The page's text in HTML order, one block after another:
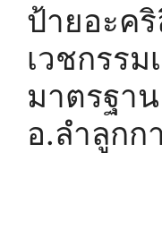
ป้ายอะค
เวชกรร
มาตรฐา
อ.ลำลูกก